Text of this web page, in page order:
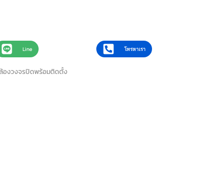
Line โทรหาเรา
องวงจรปิดพร้อมติดตั้ง